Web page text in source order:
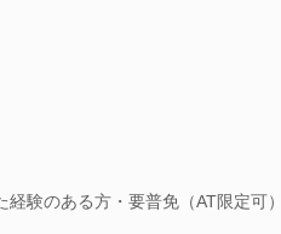
験のある方・要普免（AT限定可）